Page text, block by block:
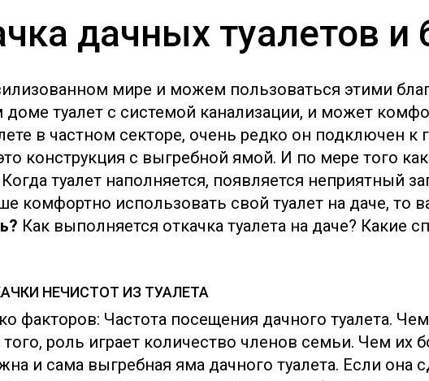
дачных туалетов и
мире и можем пользоваться этими
туалет с системой канализации, и может
в частном секторе, очень редко он подключен к
конструкция с выгребной ямой. И по мере того
туалет наполняется, появляется неприятный
комфортно использовать свой туалет на даче, то
Как выполняется откачка туалета на даче? Какие
НЕЧИСТОТ ИЗ ТУАЛЕТА
факторов: Частота посещения дачного туалета.
роль играет количество членов семьи. Чем их
и сама выгребная яма дачного туалета. Если она